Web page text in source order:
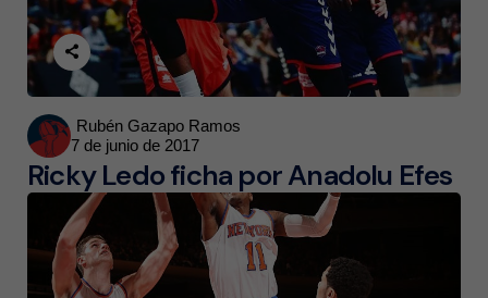
Posted
by
Rubén Gazapo Ramos
7 de junio de 2017
Ricky Ledo ficha por Anadolu Efes